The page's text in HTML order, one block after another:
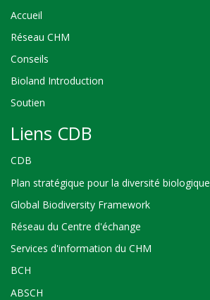
Accueil
Réseau CHM
Conseils
Bioland Introduction
Soutien
Liens CDB
CDB
Plan stratégique pour la diversité biologique
Global Biodiversity Framework
Réseau du Centre d'échange
Services d'information du CHM
BCH
ABSCH